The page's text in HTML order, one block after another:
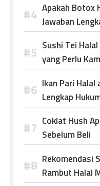
Apakah Botox
Jawaban
Sushi Tei
yang Perlu
Ikan Pari Halal
Lengkap
Coklat Hush
Sebelum Beli
Rekomendasi
Rambut Halal